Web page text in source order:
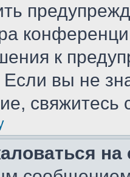
к
вы не